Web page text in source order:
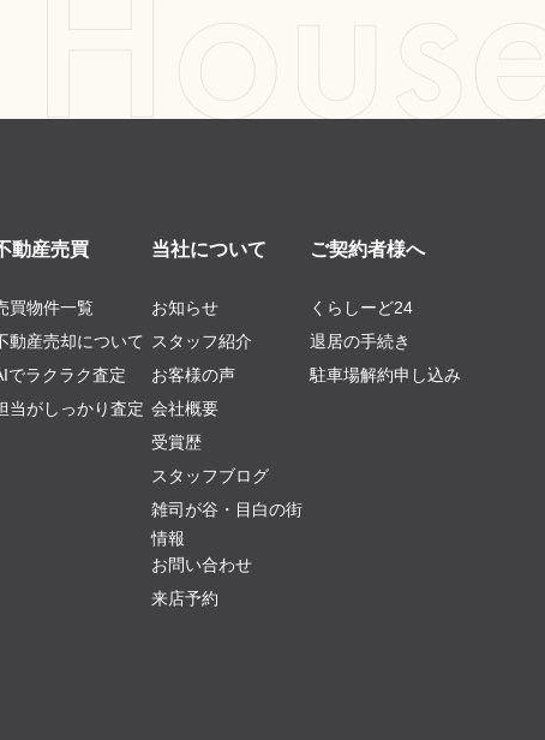
動産売買
買物件一覧
動産売却について
でラクラク査定
当がしっかり査定
当社について
お知らせ
スタッフ紹介
お客様の声
会社概要
受賞歴
スタッフブログ
雑司が谷・目白の街
情報
お問い合わせ
来店予約
ご契約者様へ
くらしーど24
退居の手続き
駐車場解約申し込み